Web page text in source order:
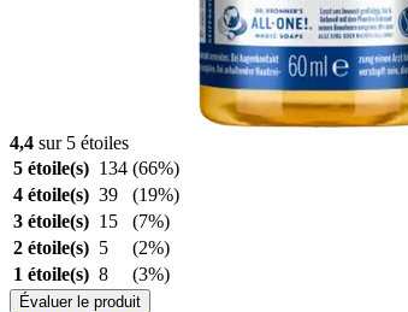
4,4 sur 5 étoiles
5 étoile(s) 134 (66%)
4 étoile(s) 39
(19%)
3 étoile(s) 15
(7%)
2 étoile(s) 5
(2%)
1 étoile(s) 8 (3%)
Évaluer le produit